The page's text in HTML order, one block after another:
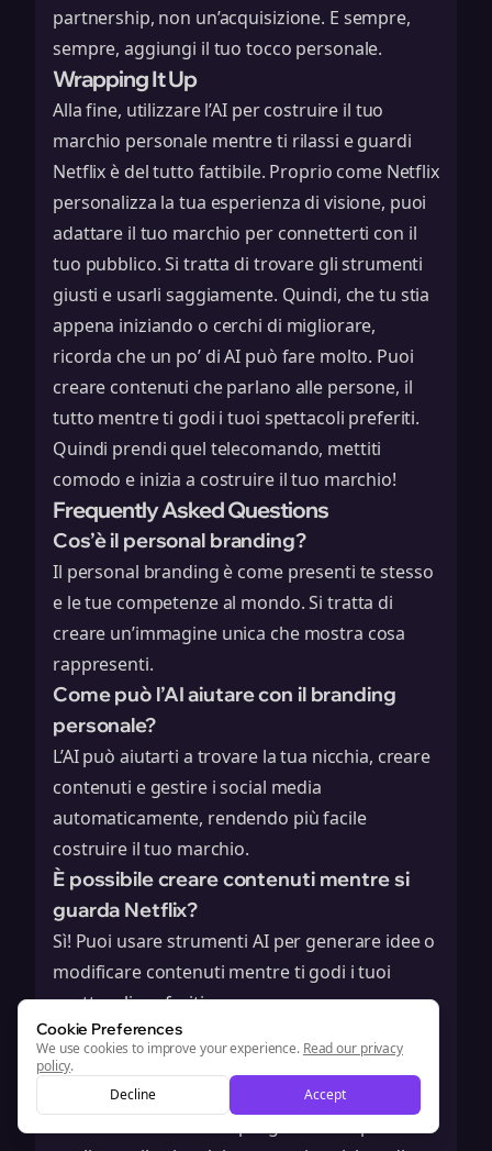
partnership, non un’acquisizione. E sempre,
sempre, aggiungi il tuo tocco personale.
Wrapping It Up
Alla fine, utilizzare l’AI per costruire il tuo
marchio personale mentre ti rilassi e guardi
Netflix è del tutto fattibile. Proprio come Netflix
personalizza la tua esperienza di visione, puoi
adattare il tuo marchio per connetterti con il
tuo pubblico. Si tratta di trovare gli strumenti
giusti e usarli saggiamente. Quindi, che tu stia
appena iniziando o cerchi di migliorare,
ricorda che un po’ di AI può fare molto. Puoi
creare contenuti che parlano alle persone, il
tutto mentre ti godi i tuoi spettacoli preferiti.
Quindi prendi quel telecomando, mettiti
comodo e inizia a costruire il tuo marchio!
Frequently Asked Questions
Cos’è il personal branding?
Il personal branding è come presenti te stesso
e le tue competenze al mondo. Si tratta di
creare un’immagine unica che mostra cosa
rappresenti.
Come può l’AI aiutare con il branding
personale?
L’AI può aiutarti a trovare la tua nicchia, creare
contenuti e gestire i social media
automaticamente, rendendo più facile
costruire il tuo marchio.
È possibile creare contenuti mentre si
guarda Netflix?
Sì! Puoi usare strumenti AI per generare idee o
modificare contenuti mentre ti godi i tuoi
spettacoli preferiti.
Quali sono alcuni strumenti AI per i social
media?
Ci sono molti strumenti come Hootsuite e
Cookie Preferences
We use cookies to improve your experience. Read our privacy
policy.
Decline
Accept